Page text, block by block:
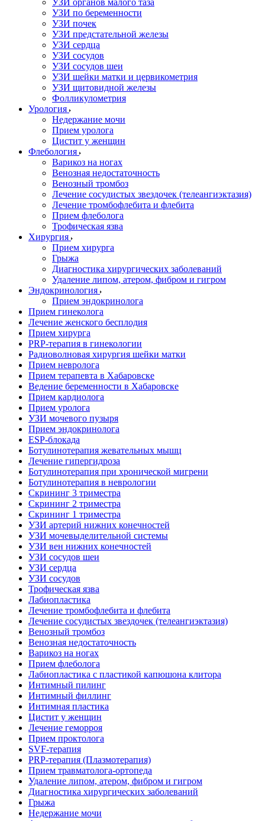
УЗИ органов малого таза
УЗИ по беременности
УЗИ почек
УЗИ предстательной железы
УЗИ сердца
УЗИ сосудов
УЗИ сосудов шеи
УЗИ шейки матки и цервикометрия
УЗИ щитовидной железы
Фолликулометрия
Урология
Недержание мочи
Прием уролога
Цистит у женщин
Флебология
Варикоз на ногах
Венозная недостаточность
Венозный тромбоз
Лечение сосудистых звездочек (телеангиэктазия)
Лечение тромбофлебита и флебита
Прием флеболога
Трофическая язва
Хирургия
Прием хирурга
Грыжа
Диагностика хирургических заболеваний
Удаление липом, атером, фибром и гигром
Эндокринология
Прием эндокринолога
Прием гинеколога
Лечение женского бесплодия
Прием хирурга
PRP-терапия в гинекологии
Радиоволновая хирургия шейки матки
Прием невролога
Прием терапевта в Хабаровске
Ведение беременности в Хабаровске
Прием кардиолога
Прием уролога
УЗИ мочевого пузыря
Прием эндокринолога
ESP-блокада
Ботулинотерапия жевательных мышц
Лечение гипергидроза
Ботулинотерапия при хронической мигрени
Ботулинотерапия в неврологии
Скрининг 3 триместра
Скрининг 2 триместра
Скрининг 1 триместра
УЗИ артерий нижних конечностей
УЗИ мочевыделительной системы
УЗИ вен нижних конечностей
УЗИ сосудов шеи
УЗИ сердца
УЗИ сосудов
Трофическая язва
Лабиопластика
Лечение тромбофлебита и флебита
Лечение сосудистых звездочек (телеангиэктазия)
Венозный тромбоз
Венозная недостаточность
Варикоз на ногах
Прием флеболога
Лабиопластика с пластикой капюшона клитора
Интимный пилинг
Интимный филлинг
Интимная пластика
Цистит у женщин
Лечение геморроя
Прием проктолога
SVF-терапия
PRP-терапия (Плазмотерапия)
Прием травматолога-ортопеда
Удаление липом, атером, фибром и гигром
Диагностика хирургических заболеваний
Грыжа
Недержание мочи